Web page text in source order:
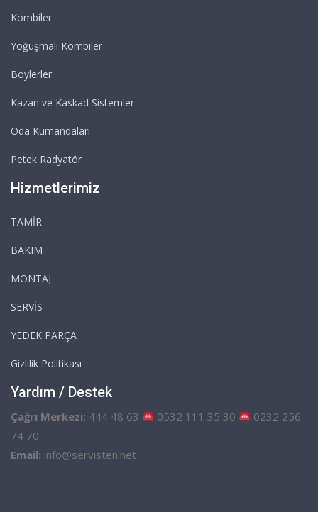
Kombiler
Yoğuşmalı Kombiler
Boylerler
Kazan ve Kaskad Sistemler
Oda Kumandaları
Petek Radyatör
Hizmetlerimiz
TAMİR
BAKIM
MONTAJ
SERVİS
YEDEK PARÇA
Gizlilik Politikası
Yardım / Destek
Çağrı Merkezi: 444 48 63 0532 111 35 30
0232 256
74 70
Email: info@servisten.net